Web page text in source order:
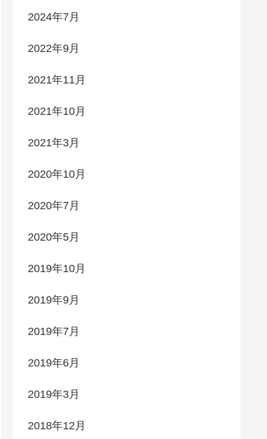
2024年7月
2022年9月
2021年11月
2021年10月
2021年3月
2020年10月
2020年7月
2020年5月
2019年10月
2019年9月
2019年7月
2019年6月
2019年3月
2018年12月